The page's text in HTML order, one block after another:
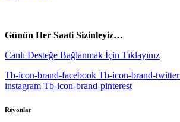
Günün Her Saati Sizinleyiz…
Canlı Desteğe Bağlanmak İçin Tıklayınız
Tb-icon-brand-facebook Tb-icon-brand-twitter
instagram Tb-icon-brand-pinterest
Reyonlar